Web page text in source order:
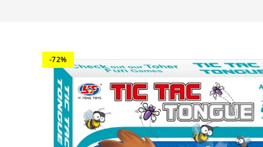
-72%